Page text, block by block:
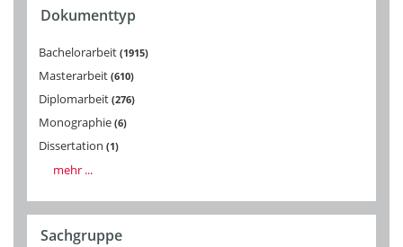
Dokumenttyp
Bachelorarbeit 1915
Masterarbeit 610
Diplomarbeit 276
Monographie 6
Dissertation 1
mehr ...
Sachgruppe